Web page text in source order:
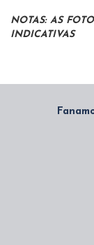
NOTAS: AS
INDICATIVAS